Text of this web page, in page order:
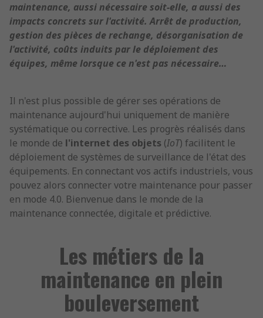
maintenance, aussi nécessaire soit-elle, a aussi des
impacts concrets sur l'activité. Arrêt de production,
gestion des pièces de rechange, désorganisation de
l'activité, coûts induits par le déploiement des
équipes, même lorsque ce n'est pas nécessaire…
Il n'est plus possible de gérer ses opérations de
maintenance aujourd'hui uniquement de manière
systématique ou corrective. Les progrès réalisés dans
le monde de l'internet des objets (IoT) facilitent le
déploiement de systèmes de surveillance de l'état des
équipements. En connectant vos actifs industriels, vous
pouvez alors connecter votre maintenance pour passer
en mode 4.0. Bienvenue dans le monde de la
maintenance connectée, digitale et prédictive.
Les métiers de la
maintenance en plein
bouleversement